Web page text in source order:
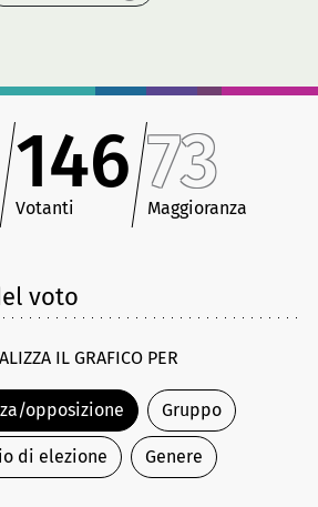
146
Votanti
73
Maggioranza
voto
IL GRAFICO PER
opposizione Gruppo
di elezione Genere